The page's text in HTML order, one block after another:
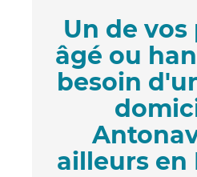
Un de
âgé ou
besoin
ailleurs en